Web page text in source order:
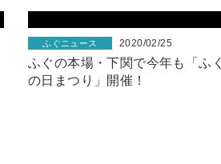
ふぐニュース 2020/02/25
ふぐの本場・下関で今年も「ふく
の日まつり」開催！